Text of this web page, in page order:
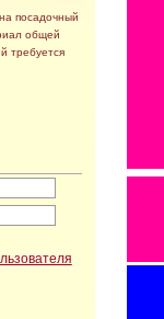
посадочный
общей
требуется